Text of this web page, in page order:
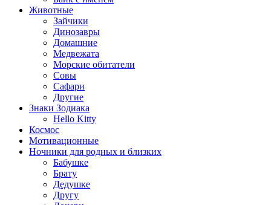
Животные
Зайчики
Динозавры
Домашние
Медвежата
Морские обитатели
Совы
Сафари
Другие
Знаки Зодиака
Hello Kitty
Космос
Мотивационные
Ночники для родных и близких
Бабушке
Брату
Дедушке
Другу